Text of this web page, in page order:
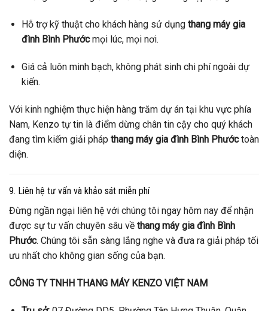
Hỗ trợ kỹ thuật cho khách hàng sử dụng thang máy gia
đình Bình Phướcmọi lúc, mọi nơi.
Giá cả luôn minh bạch, không phát sinh chi phí ngoài dự
kiến.
Với kinh nghiệm thực hiện hàng trăm dự án tại khu vực phía
Nam, Kenzo tự tin là điểm dừng chân tin cậy cho quý khách
đang tìm kiếm giải pháp thang máy gia đình Bình Phướctoàn
diện.
9. Liên hệ tư vấn và khảo sát miễn phí
Đừng ngần ngại liên hệ với chúng tôi ngay hôm nay để nhận
được sự tư vấn chuyên sâu về thang máy gia đình Bình
Phước. Chúng tôi sẵn sàng lắng nghe và đưa ra giải pháp tối
ưu nhất cho không gian sống của bạn.
CÔNG TY TNHH THANG MÁY KENZO VIỆT NAM